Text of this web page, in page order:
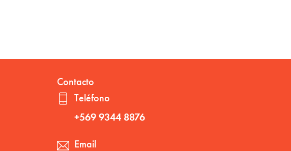
Contacto
Teléfono
+569 9344 8876
Email